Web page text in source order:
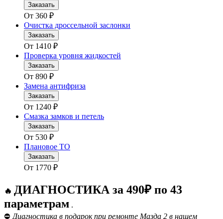
Заказать
От 360 ₽
Очистка дроссельной заслонки
Заказать
От 1410 ₽
Проверка уровня жидкостей
Заказать
От 890 ₽
Замена антифриза
Заказать
От 1240 ₽
Смазка замков и петель
Заказать
От 530 ₽
Плановое ТО
Заказать
От 1770 ₽
🔥 ДИАГНОСТИКА за 490₽ по 43
параметрам .
⛔ Диагностика в подарок при ремонте Мазда 2 в нашем